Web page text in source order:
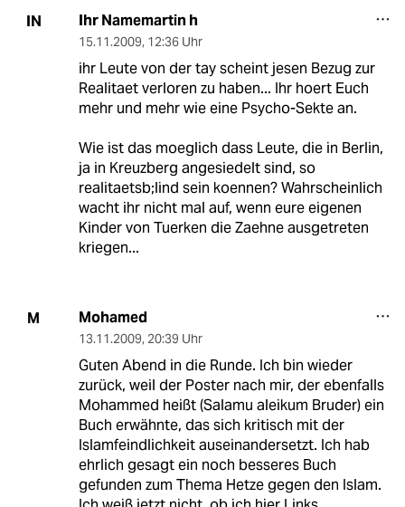
IN Ihr Namemartin h
15.11.2009, 12:36 Uhr
ihr Leute von der tay scheint jesen Bezug zur
Realitaet verloren zu haben... Ihr hoert Euch
mehr und mehr wie eine Psycho-Sekte an.
Wie ist das moeglich dass Leute, die in Berlin,
ja in Kreuzberg angesiedelt sind, so
realitaetsb;lind sein koennen? Wahrscheinlich
wacht ihr nicht mal auf, wenn eure eigenen
Kinder von Tuerken die Zaehne ausgetreten
kriegen...
M Mohamed
13.11.2009, 20:39 Uhr
Guten Abend in die Runde. Ich bin wieder
zurück, weil der Poster nach mir, der ebenfalls
Mohammed heißt (Salamu aleikum Bruder) ein
Buch erwähnte, das sich kritisch mit der
Islamfeindlichkeit auseinandersetzt. Ich hab
ehrlich gesagt ein noch besseres Buch
gefunden zum Thema Hetze gegen den Islam.